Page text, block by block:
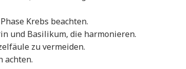
Krebs beachten.
und Basilikum, die harmonieren.
zu vermeiden.
achten.